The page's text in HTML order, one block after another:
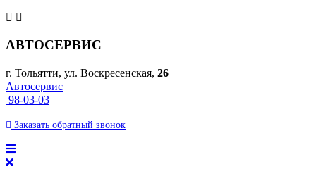
АВТОСЕРВИС
г. Тольятти, ул. Воскресенская, 26
Автосервис
98-03-03
Заказать обратный звонок